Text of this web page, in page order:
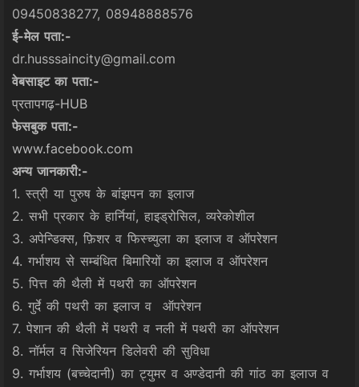
09450838277, 08948888576
ई-मेल पता:-
dr.husssaincity@gmail.com
वेबसाइट का पता:-
प्रतापगढ़-HUB
फेसबुक पता:-
www.facebook.com
अन्य जानकारी:-
1. स्त्री या पुरुष के बांझपन का इलाज
2. सभी प्रकार के हार्नियां, हाइड्रोसिल, व्यरेकोशील
3. अपेन्डिक्स, फ़िशर व फिस्च्युला का इलाज व ऑपरेशन
4. गर्भाशय से सम्बंधित बिमारियों का इलाज व ऑपरेशन
5. पित्त की थैली में पथरी का ऑपरेशन
6. गुर्दे की पथरी का इलाज व ऑपरेशन
7. पेशान की थैली में पथरी व नली में पथरी का ऑपरेशन
8. नॉर्मल व सिजेरियन डिलेवरी की सुविधा
9. गर्भाशय (बच्चेदानी) का ट्युमर व अण्डेदानी की गांठ का इलाज व